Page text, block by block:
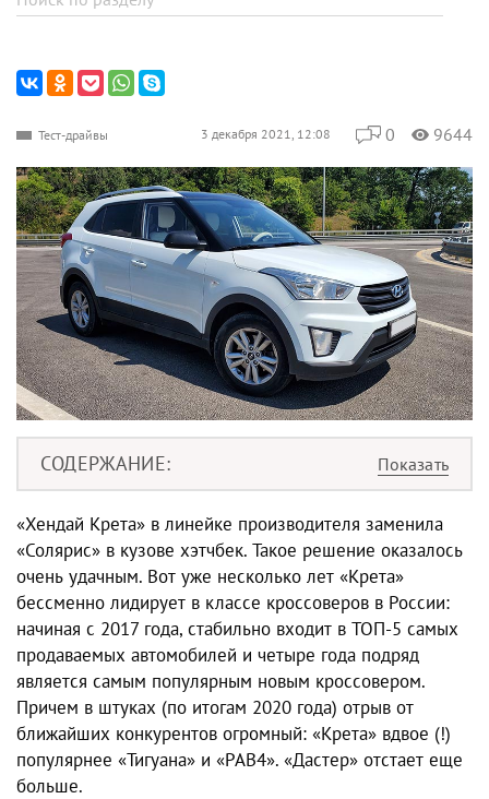
Тест-драйвы 3 декабря 2021, 12:08 0 9644
СОДЕРЖАНИЕ
«Хендай Крета» в линейке производителя заменила
«Солярис» в кузове хэтчбек. Такое решение оказалось
очень удачным. Вот уже несколько лет «Крета»
бессменно лидирует в классе кроссоверов в России:
начиная с 2017 года, стабильно входит в ТОП-5 самых
продаваемых автомобилей и четыре года подряд
является самым популярным новым кроссовером.
Причем в штуках (по итогам 2020 года) отрыв от
ближайших конкурентов огромный: «Крета» вдвое (!)
популярнее «Тигуана» и «РАВ4». «Дастер» отстает еще
больше.